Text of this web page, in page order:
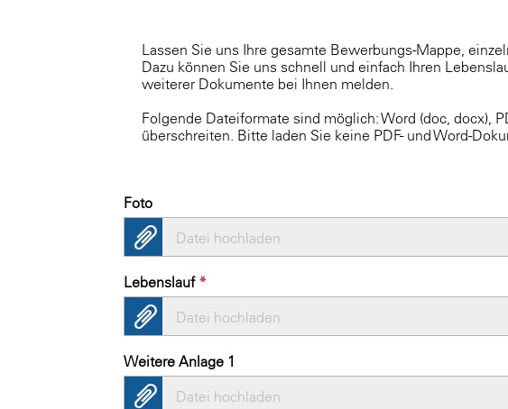
Lassen Sie uns Ihre gesamte Bewerbungs-Mappe,
Dazu können Sie uns schnell und einfach Ihren
weiterer Dokumente bei Ihnen melden.
Folgende Dateiformate sind möglich: Word (doc, docx),
überschreiten. Bitte laden Sie keine PDF- und Word-
Foto
Datei hochladen
Lebenslauf *
Datei hochladen
Weitere Anlage 1
Datei hochladen